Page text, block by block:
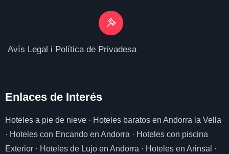
Avís Legal i Política de Privadesa
Enlaces de Interés
Hoteles a pie de nieve · Hoteles baratos en Andorra la Vella
· Hoteles con Encando en Andorra · Hoteles con piscina
Exterior · Hoteles de Lujo en Andorra · Hoteles en Arinsal ·